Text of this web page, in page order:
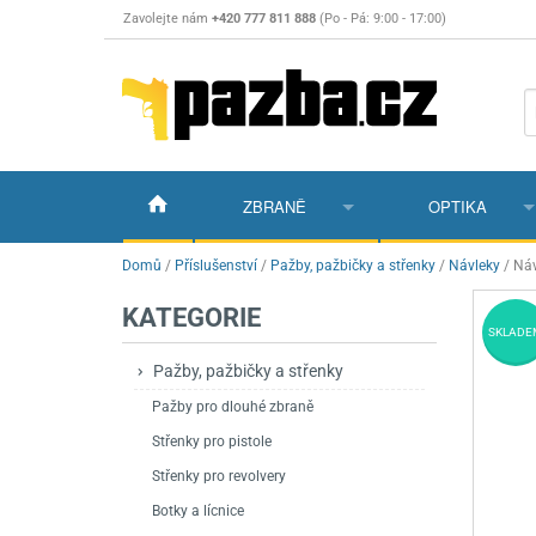
Zavolejte nám +420 777 811 888 (Po - Pá: 9:00 - 17:00)
ZBRANĚ
Vzduchovky Vzduchovky na
Příslušenství pro
Vzduchovky PCP
Vzduchové pistole a revolveryPříslušenství
Plynové pistole a revolvery
Perkusní zbraně
Nože
OPTIKA
Puškohledy
Dalekohledy a
Kolimátory, lasery
Domů / Příslušenství / Pažby, pažbičky a střenky / Návleky /
KATEGORIE
Pažby, pažbičky a střenky
Pažby pro dlouhé zbraně
Střenky pro pistole
Střenky pro revolvery
Botky a lícnice